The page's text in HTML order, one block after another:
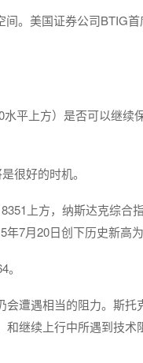
。美国证券公司BTIG
平上方）是否可以继续
很好的时机。
上方，纳斯达克综合
7月20日创下历史新高为
遭遇相当的阻力。斯托
继续上行中所遇到技术